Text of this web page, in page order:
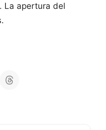
La apertura del